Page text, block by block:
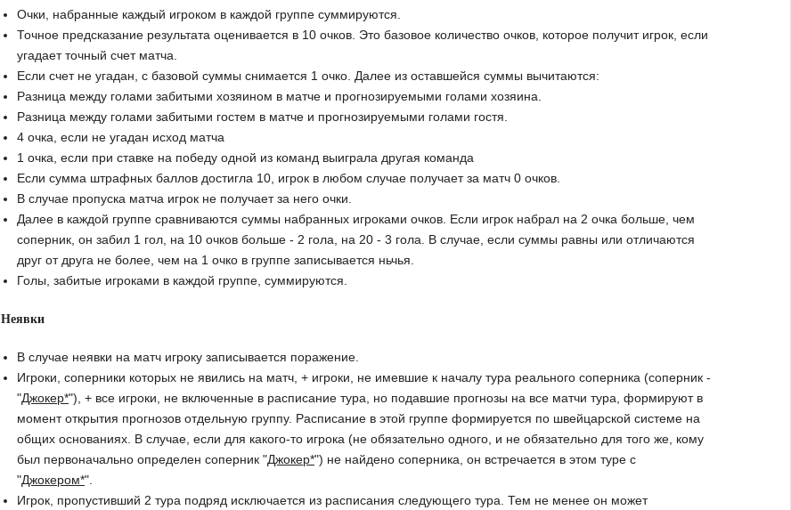
Очки, набранные каждый игроком в каждой группе суммируются.
Точное предсказание результата оценивается в 10 очков. Это базовое количество очков, которое получит игрок, если
угадает точный счет матча.
Если счет не угадан, с базовой суммы снимается 1 очко. Далее из оставшейся суммы вычитаются:
Разница между голами забитыми хозяином в матче и прогнозируемыми голами хозяина.
Разница между голами забитыми гостем в матче и прогнозируемыми голами гостя.
4 очка, если не угадан исход матча
1 очка, если при ставке на победу одной из команд выиграла другая команда
Если сумма штрафных баллов достигла 10, игрок в любом случае получает за матч 0 очков.
В случае пропуска матча игрок не получает за него очки.
Далее в каждой группе сравниваются суммы набранных игроками очков. Если игрок набрал на 2 очка больше, чем
соперник, он забил 1 гол, на 10 очков больше - 2 гола, на 20 - 3 гола. В случае, если суммы равны или отличаются
друг от друга не более, чем на 1 очко в группе записывается ньчья.
Голы, забитые игроками в каждой группе, суммируются.
Неявки
В случае неявки на матч игроку записывается поражение.
Игроки, соперники которых не явились на матч, + игроки, не имевшие к началу тура реального соперника (соперник -
"Джокер*"), + все игроки, не включенные в расписание тура, но подавшие прогнозы на все матчи тура, формируют в
момент открытия прогнозов отдельную группу. Расписание в этой группе формируется по швейцарской системе на
общих основаниях. В случае, если для какого-то игрока (не обязательно одного, и не обязательно для того же, кому
был первоначально определен соперник "Джокер*") не найдено соперника, он встречается в этом туре с
"Джокером*".
Игрок, пропустивший 2 тура подряд исключается из расписания следующего тура. Тем не менее он может